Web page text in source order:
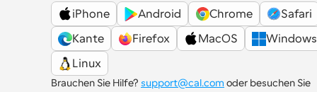
iPhone
Android Chrome
Safari
Kante
Firefox MacOS
Windows
Linux
Brauchen Sie Hilfe? support@cal.com